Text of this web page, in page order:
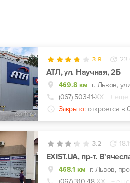
3.8
АТЛ, ул. Научная, 2Б
469.8 км г. Львов,
(067) 503-11-ХХ
+ еще
Закрыто: откроется в
3.2
EXIST.UA, пр-т.
468.1 км г. Львов,
(067) 310-48-ХХ
+